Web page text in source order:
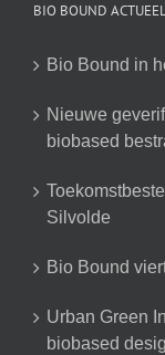
BIO BOUND
Bio Bound in
Nieuwe
biobased
Silvolde
Bio Bound
Urban Green
biobased